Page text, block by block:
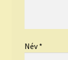
Név*